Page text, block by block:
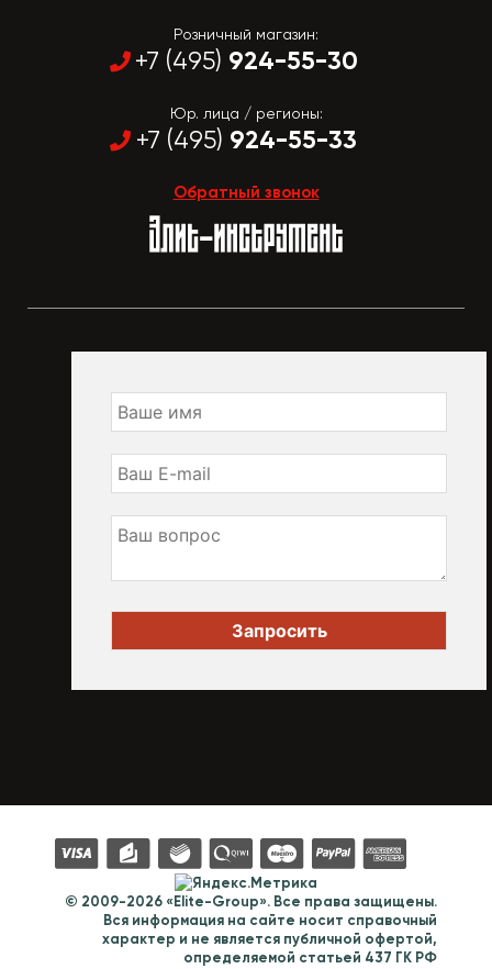
Розничный магазин:
+7 (495) 924-55-30
Юр. лица / регионы:
+7 (495) 924-55-33
Обратный звонок
© 2009-2026 «Elite-Group». Все права защищены.
Вся информация на сайте носит справочный
характер и не является публичной офертой,
определяемой статьей 437 ГК РФ